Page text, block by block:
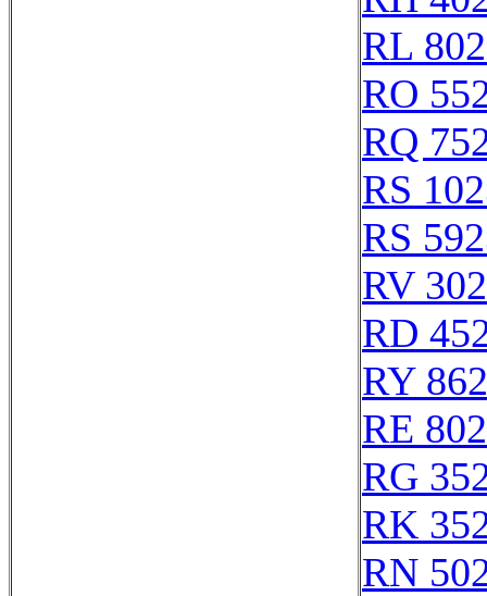
RL
RO
RQ
RS
RS
RV
RD
RY
RE
RG
RK
RN